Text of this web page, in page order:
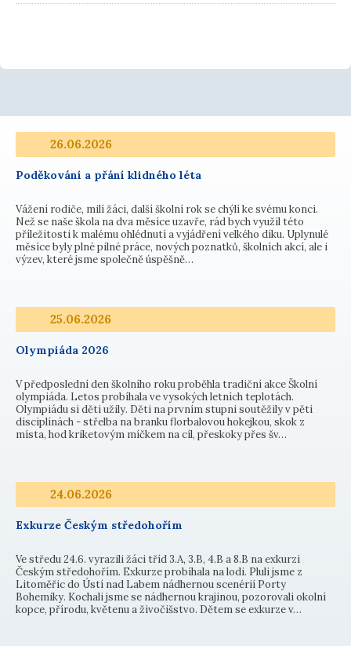
26.06.2026
Poděkování a přání klidného léta
Vážení rodiče, milí žáci, další školní rok se chýlí ke svému konci.
Než se naše škola na dva měsíce uzavře, rád bych využil této
příležitosti k malému ohlédnutí a vyjádření velkého díku. Uplynulé
měsíce byly plné pilné práce, nových poznatků, školních akcí, ale i
výzev, které jsme společně úspěšně…
25.06.2026
Olympiáda 2026
V předposlední den školního roku proběhla tradiční akce Školní
olympiáda. Letos probíhala ve vysokých letních teplotách.
Olympiádu si děti užily. Děti na prvním stupni soutěžily v pěti
disciplínách - střelba na branku florbalovou hokejkou, skok z
místa, hod kriketovým míčkem na cíl, přeskoky přes šv…
24.06.2026
Exkurze Českým středohořím
Ve středu 24.6. vyrazili žáci tříd 3.A, 3.B, 4.B a 8.B na exkurzi
Českým středohořím. Exkurze probíhala na lodi. Pluli jsme z
Litoměřic do Ústí nad Labem nádhernou scenérií Porty
Bohemiky. Kochali jsme se nádhernou krajinou, pozorovali okolní
kopce, přírodu, květenu a živočišstvo. Dětem se exkurze v…